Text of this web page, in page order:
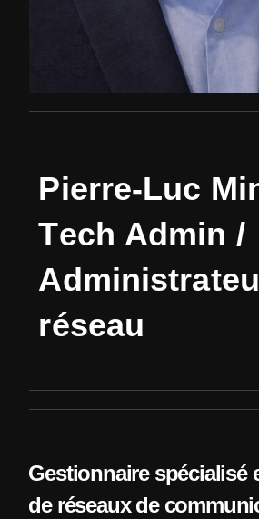
Pierre-Luc Mi
Tech Admin /
Administrateu
réseau
Gestionnaire spécialisé
de réseaux de